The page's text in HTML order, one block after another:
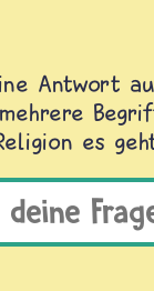
Antwort
es